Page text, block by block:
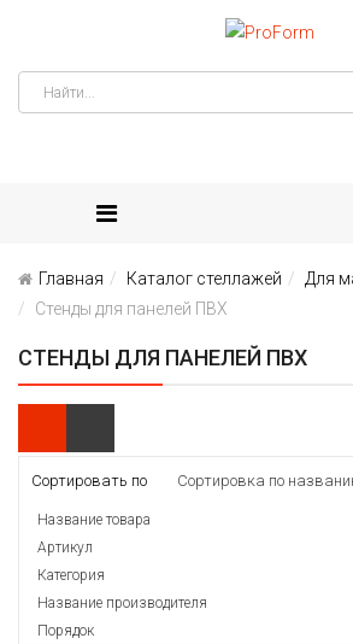
Главная Каталог стеллажей
Для
Стенды для панелей ПВХ
СТЕНДЫ ДЛЯ ПАНЕЛЕЙ ПВХ
Сортировать по Сортировка по
Название товара
Артикул
Категория
Название производителя
Порядок